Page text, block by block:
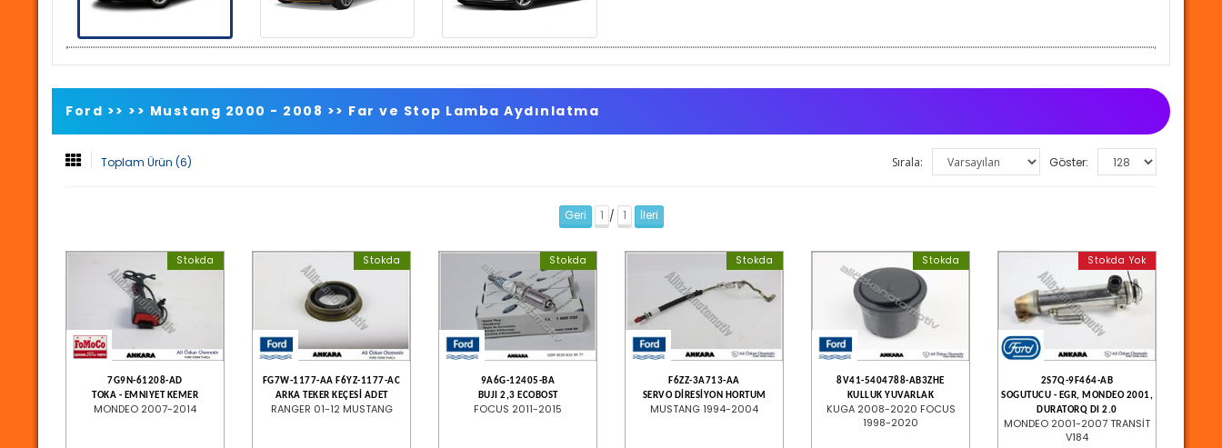
Ford >> >> Mustang 2000 - 2008 >> Far ve Stop Lamba Aydınlatma
Toplam Ürün (6) Göster:
Sırala:
Geri 1 / 1 İleri
Stokda
7G9N-61208-AD
TOKA - EMNIYET KEMER
MONDEO 2007-2014
Stokda
FG7W-1177-AA F6YZ-1177-AC
ARKA TEKER KEÇESİ ADET
RANGER 01-12 MUSTANG
Stokda
9A6G-12405-BA
BUJI 2,3 ECOBOST
FOCUS 2011-2015
Stokda
F6ZZ-3A713-AA
SERVO DİRESİYON HORTUM
MUSTANG 1994-2004
Stokda
8V41-5404788-AB3ZHE
KULLUK YUVARLAK
KUGA 2008-2020 FOCUS
1998-2020
Stokda Yok
2S7Q-9F464-AB
SOGUTUCU - EGR, MONDEO 2001,
DURATORQ DI 2.0
MONDEO 2001-2007 TRANSİT
V184